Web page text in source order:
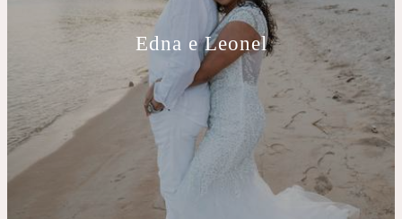
Edna e Leonel